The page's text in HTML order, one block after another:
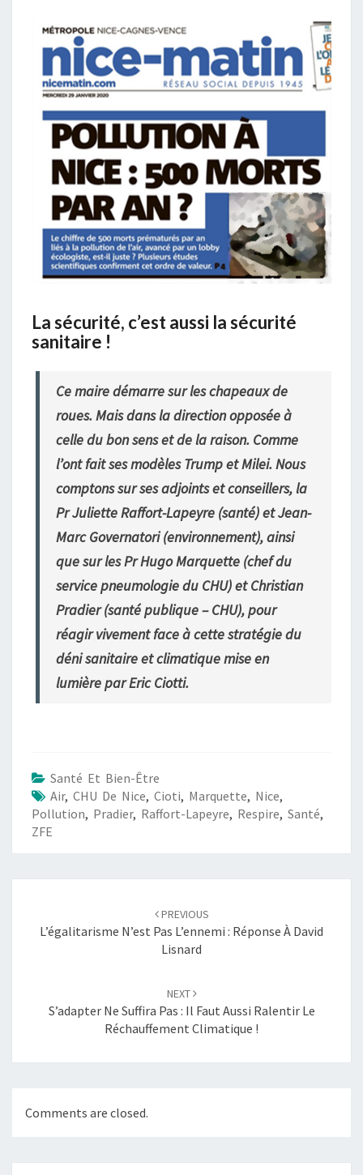
La sécurité, c’est aussi la sécurité
sanitaire !
Ce maire démarre sur les chapeaux de
roues. Mais dans la direction opposée à
celle du bon sens et de la raison. Comme
l’ont fait ses modèles Trump et Milei. Nous
comptons sur ses adjoints et conseillers, la
Pr Juliette Raffort-Lapeyre (santé) et Jean-
Marc Governatori (environnement), ainsi
que sur les Pr Hugo Marquette (chef du
service pneumologie du CHU) et Christian
Pradier (santé publique – CHU), pour
réagir vivement face à cette stratégie du
déni sanitaire et climatique mise en
lumière par Eric Ciotti.
Santé Et Bien-Être
Air, CHU De Nice, Cioti, Marquette, Nice,
Pollution, Pradier, Raffort-Lapeyre, Respire, Santé,
ZFE
PREVIOUS
L’égalitarisme N’est Pas L’ennemi : Réponse À David
Lisnard
NEXT
S’adapter Ne Suffira Pas : Il Faut Aussi Ralentir Le
Réchauffement Climatique !
Comments are closed.